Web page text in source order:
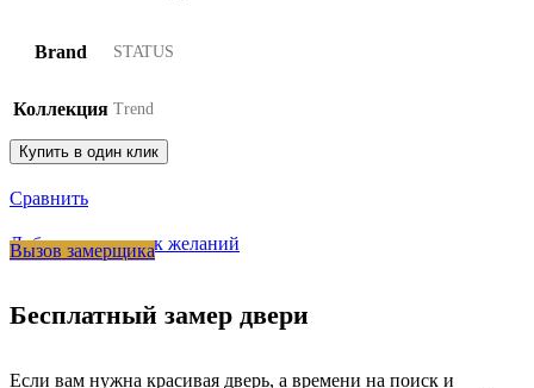
Brand STATUS
Коллекция Trend
Купить в один клик
Сравнить
Добавить в список желаний
Вызов замерщика
Бесплатный замер двери
Если вам нужна красивая дверь, а времени на поиск и